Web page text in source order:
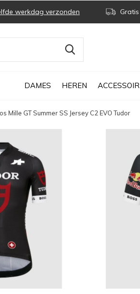
DAMES HEREN
werkdag verzonden
Mille GT Summer SS Jersey C2 EVO Tudor